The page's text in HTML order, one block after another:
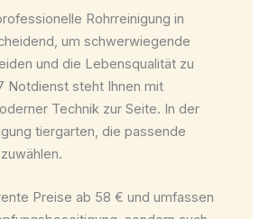
Rohrreinigung in
um schwerwiegende
und die Lebensqualität zu
Notdienst steht Ihnen mit
Technik zur Seite. In der
tiergarten, die passende
Preise ab 58 € und umfassen